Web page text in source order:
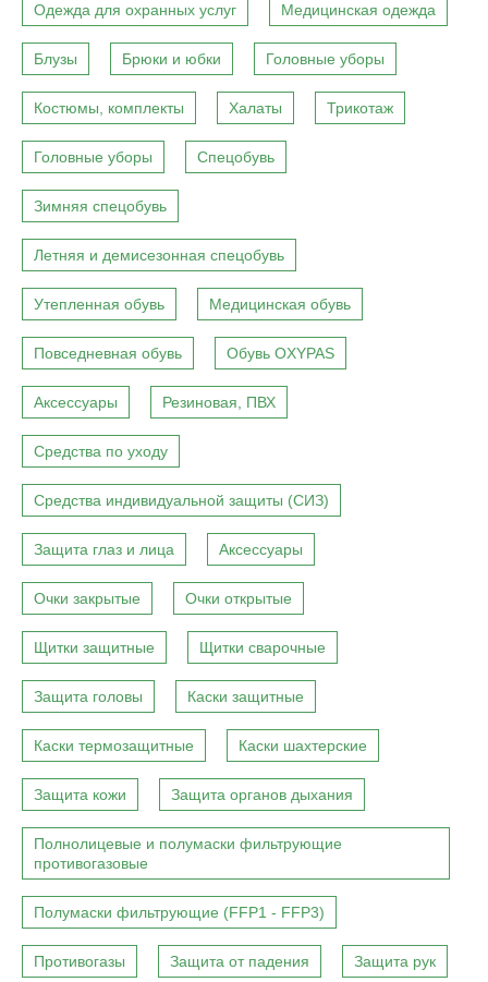
Одежда для охранных услуг Медицинская одежда
Блузы Брюки и юбки Головные уборы
Костюмы, комплекты Халаты Трикотаж
Головные уборы Спецобувь
Зимняя спецобувь
Летняя и демисезонная спецобувь
Утепленная обувь Медицинская обувь
Повседневная обувь Обувь OXYPAS
Аксессуары Резиновая, ПВХ
Средства по уходу
Средства индивидуальной защиты (СИЗ)
Защита глаз и лица Аксессуары
Очки закрытые Очки открытые
Щитки защитные Щитки сварочные
Защита головы Каски защитные
Каски термозащитные Каски шахтерские
Защита кожи Защита органов дыхания
Полнолицевые и полумаски фильтрующие
противогазовые
Полумаски фильтрующие (FFP1 - FFP3)
Противогазы Защита от падения Защита рук